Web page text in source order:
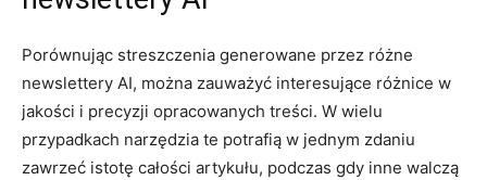
Porównując streszczenia⁢ generowane przez różne
‍newslettery AI,‌ można zauważyć ⁢interesujące‍ różnice ‌w
jakości i ⁢precyzji opracowanych⁣ treści. W wielu
przypadkach narzędzia te potrafią w ‍jednym zdaniu
zawrzeć⁣ istotę⁣ całości artykułu, podczas gdy inne walczą⁣